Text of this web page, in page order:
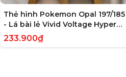
Thẻ hình Pokemon Opal 197/185
- Lá bài lẻ Vivid Voltage Hyper
Rare tiếng Anh chính hãng
233.900₫